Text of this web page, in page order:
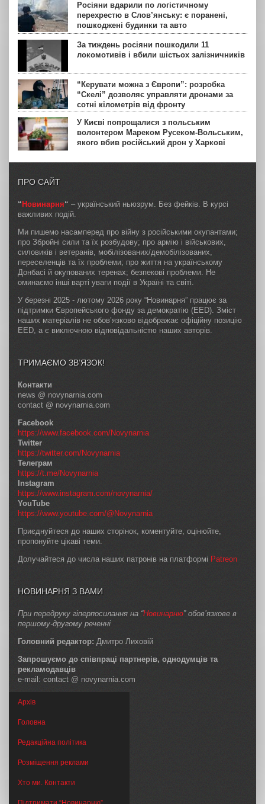
Росіяни вдарили по логістичному
перехрестю в Слов’янську: є поранені,
пошкоджені будинки та авто
За тиждень росіяни пошкодили 11
локомотивів і вбили шістьох залізничників
“Керувати можна з Європи”: розробка
“Скелі” дозволяє управляти дронами за
сотні кілометрів від фронту
У Києві попрощалися з польським
волонтером Мареком Русеком-Вольським,
якого вбив російський дрон у Харкові
ПРО САЙТ
“Новинарня“ – український ньюзрум. Без фейків. В курсі
важливих подій.
Ми пишемо насамперед про війну з російськими окупантами;
про Збройні сили та їх розбудову; про армію і військових,
силовиків і ветеранів, мобілізованих/демобілізованих,
переселенців та їх проблеми; про життя на українському
Донбасі й окупованих теренах; безпекові проблеми. Не
оминаємо інші варті уваги події в Україні та світі.
У березні 2025 - лютому 2026 року “Новинарня” працює за
підтримки Європейського фонду за демократію (EED). Зміст
наших матеріалів не обов’язково відображає офіційну позицію
EED, а є виключною відповідальністю наших авторів.
ТРИМАЄМО ЗВ’ЯЗОК!
Контакти
news @ novynarnia.com
contact @ novynarnia.com
Facebook
https://www.facebook.com/Novynarnia
Twitter
https://twitter.com/Novynarnia
Телеграм
https://t.me/Novynarnia
Instagram
https://www.instagram.com/novynarnia/
YouTube
https://www.youtube.com/@Novynarnia
Приєднуйтеся до наших сторінок, коментуйте, оцінюйте,
пропонуйте цікаві теми.
Долучайтеся до числа наших патронів на платформі Patreon
НОВИНАРНЯ З ВАМИ
При передруку гіперпосилання на “Новинарню” обов’язкове в
першому-другому реченні
Головний редактор: Дмитро Лиховій
Запрошуємо до співпраці партнерів, однодумців та
рекламодавців
e-mail: contact @ novynarnia.com
Архів
Головна
Редакційна політика
Розміщення реклами
Хто ми. Контакти